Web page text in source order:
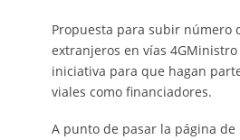
Propuesta para subir número
extranjeros en vías
iniciativa para que hagan
viales como financiadores.
A punto de pasar la página